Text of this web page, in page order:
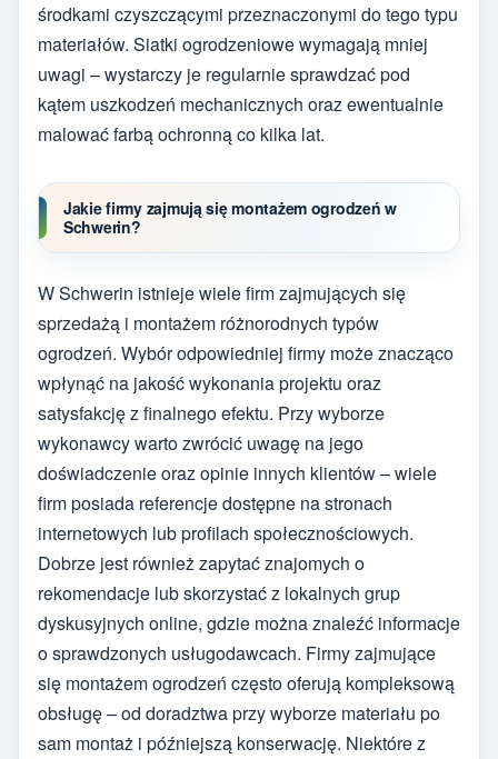
środkami czyszczącymi przeznaczonymi do tego typu
materiałów. Siatki ogrodzeniowe wymagają mniej
uwagi – wystarczy je regularnie sprawdzać pod
kątem uszkodzeń mechanicznych oraz ewentualnie
malować farbą ochronną co kilka lat.
Jakie firmy zajmują się montażem ogrodzeń w
Schwerin?
W Schwerin istnieje wiele firm zajmujących się
sprzedażą i montażem różnorodnych typów
ogrodzeń. Wybór odpowiedniej firmy może znacząco
wpłynąć na jakość wykonania projektu oraz
satysfakcję z finalnego efektu. Przy wyborze
wykonawcy warto zwrócić uwagę na jego
doświadczenie oraz opinie innych klientów – wiele
firm posiada referencje dostępne na stronach
internetowych lub profilach społecznościowych.
Dobrze jest również zapytać znajomych o
rekomendacje lub skorzystać z lokalnych grup
dyskusyjnych online, gdzie można znaleźć informacje
o sprawdzonych usługodawcach. Firmy zajmujące
się montażem ogrodzeń często oferują kompleksową
obsługę – od doradztwa przy wyborze materiału po
sam montaż i późniejszą konserwację. Niektóre z